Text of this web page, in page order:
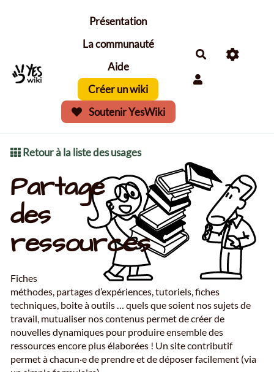
Aller au contenu principal
Présentation
La communauté
Aide
Créer un wiki
Soutenir YesWiki
Retour à la liste des usages
Partage
des
ressources
Fiches
méthodes, partages d’expériences, tutoriels, fiches
techniques, boite à outils … quels que soient nos sujets de
travail, mutualiser nos contenus permet de créer de
nouvelles dynamiques pour produire ensemble des
ressources encore plus élaborées ! Un site contributif
permet à chacun·e de prendre et de déposer facilement (via